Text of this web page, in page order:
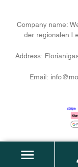
Company name:
der regionalen
Address:
Email: